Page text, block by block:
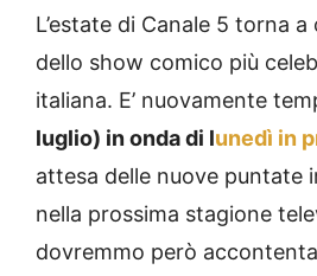
L’estate di Canale 5 torna
dello show comico più
italiana. E’ nuovamente
luglio) in onda di lunedì in
attesa delle nuove puntate
nella prossima stagione
dovremmo però